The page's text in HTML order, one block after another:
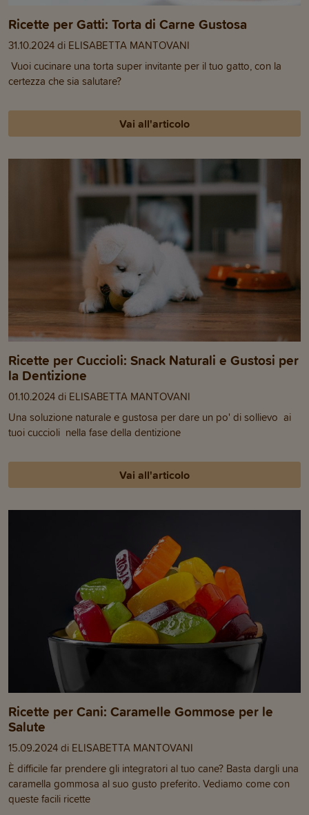
Ricette per Gatti: Torta di Carne Gustosa
31.10.2024 di ELISABETTA MANTOVANI
Vuoi cucinare una torta super invitante per il tuo gatto, con la
certezza che sia salutare?
Vai all'articolo
Ricette per Cuccioli: Snack Naturali e Gustosi per
la Dentizione
01.10.2024 di ELISABETTA MANTOVANI
Una soluzione naturale e gustosa per dare un po' di sollievo ai
tuoi cuccioli nella fase della dentizione
Vai all'articolo
Ricette per Cani: Caramelle Gommose per le
Salute
15.09.2024 di ELISABETTA MANTOVANI
È difficile far prendere gli integratori al tuo cane? Basta dargli una
caramella gommosa al suo gusto preferito. Vediamo come con
queste facili ricette